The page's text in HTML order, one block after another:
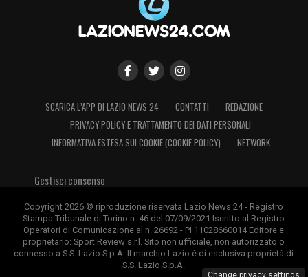
nuove opportunità economiche e rendere la
città ancora più competitiva. Non è una
Riguarda la città di Roma. Le società
agonistiche. Sono imprese che producono
occupazione, innovazione, investimenti e
debbano essere considerate partner
strategici delle istituzioni nello sviluppo
delle città. Sono convinto che il percorso
intrapreso da Roma in questi anni debba
SCARICA L’APP DI LAZIO NEWS 24 CONTATTI
REDAZIONE
PRIVACY POLICY E TRATTAMENTO DEI DATI PERSONALI
INFORMATIVA ESTESA SUI COOKIE (COOKIE POLICY)
NETWORK
Gestisci consenso
Copyright 2026 © riproduzione riservata Lazio News 24 - Registro
Stampa Tribunale di Torino n. 46 del 07/09/2021 Iscritto al Registro
Operatori di Comunicazione al n. 26692 - PI 11028660014 Editore e
proprietario: Sport Review s.r.l. Sito non ufficiale, non autorizzato o
connesso a S.S. Lazio S.p.A. Il marchio Lazio è di esclusiva proprietà di
S.S. Lazio S.p.A.
Change privacy settings